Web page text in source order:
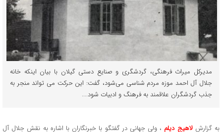
مدیرکل میراث فرهنگی، گردشگری و صنایع دستی گیلان با بیان اینکه خانه
جلال آل احمد موزه مردم ‌شناسی می‌شود، گفت: این حرکت می تواند منجر به
جذب گردشگران علاقمند به فرهنگ و ادبیات شود....
به گزارشلاهیج دیلم ، ولی جهانی در گفتگو با خبرنگاران با اشاره به نقش جلال آل